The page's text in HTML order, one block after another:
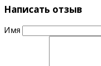
Стандартный
Написать отзыв
Имя